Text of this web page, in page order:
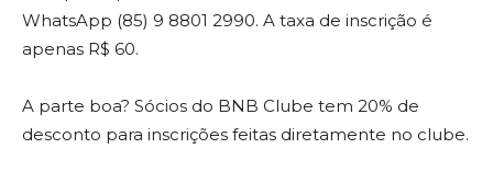
WhatsApp (85) 9 8801 2990. A taxa de inscrição é
apenas R$ 60.
A parte boa? Sócios do BNB Clube tem 20% de
desconto para inscrições feitas diretamente no clube.